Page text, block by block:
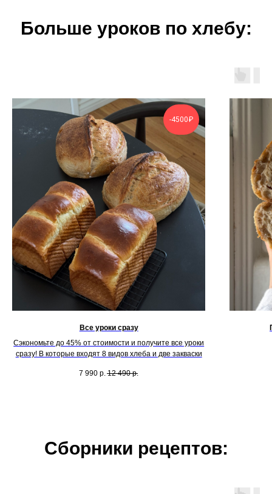
Больше уроков по хлебу:
-4500₽
Все уроки сразу
Сэкономьте до 45% от стоимости и получите все уроки
сразу! В которые входят 8 видов хлеба и две закваски
7 990 р. 12 490 р.
Сборники рецептов: